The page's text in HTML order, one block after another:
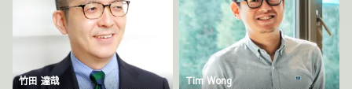
竹田 達哉 Tim Wong